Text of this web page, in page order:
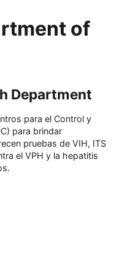
of
Department
para el Control y
para brindar
pruebas de VIH, ITS
el VPH y la hepatitis